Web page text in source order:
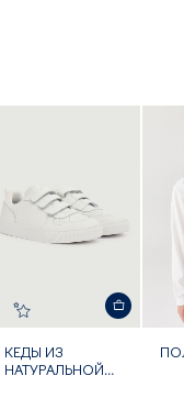
КЕДЫ ИЗ
НАТУРАЛЬНОЙ